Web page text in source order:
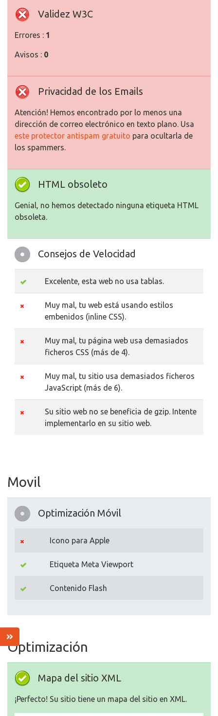
Validez W3C
Errores : 1
Avisos : 0
Privacidad de los Emails
Atención! Hemos encontrado por lo menos una
dirección de correo electrónico en texto plano. Usa
este protector antispam gratuito para ocultarla de
los spammers.
HTML obsoleto
Genial, no hemos detectado ninguna etiqueta HTML
obsoleta.
Consejos de Velocidad
Excelente, esta web no usa tablas.
Muy mal, tu web está usando estilos
embenidos (inline CSS).
Muy mal, tu página web usa demasiados
ficheros CSS (más de 4).
Muy mal, tu sitio usa demasiados ficheros
JavaScript (más de 6).
Su sitio web no se beneficia de gzip. Intente
implementarlo en su sitio web.
Movil
Optimización Móvil
Icono para Apple
Etiqueta Meta Viewport
Contenido Flash
Optimización
Mapa del sitio XML
¡Perfecto! Su sitio tiene un mapa del sitio en XML.